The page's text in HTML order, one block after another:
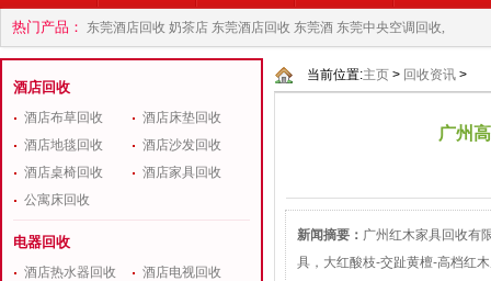
热门产品： 东莞酒店回收 奶茶店 东莞酒店回收 东莞酒 东莞中央空调回收,
商 深圳酒店用品回收公司
酒店回收
酒店布草回收
酒店床垫回收
酒店地毯回收
酒店沙发回收
酒店桌椅回收
酒店家具回收
公寓床回收
电器回收
酒店热水器回收
酒店电视回收
当前位置:主页 > 回收资讯 >
广州
新闻摘要： 广州红木家具回收有
具，大红酸枝-交趾黄檀-高档红